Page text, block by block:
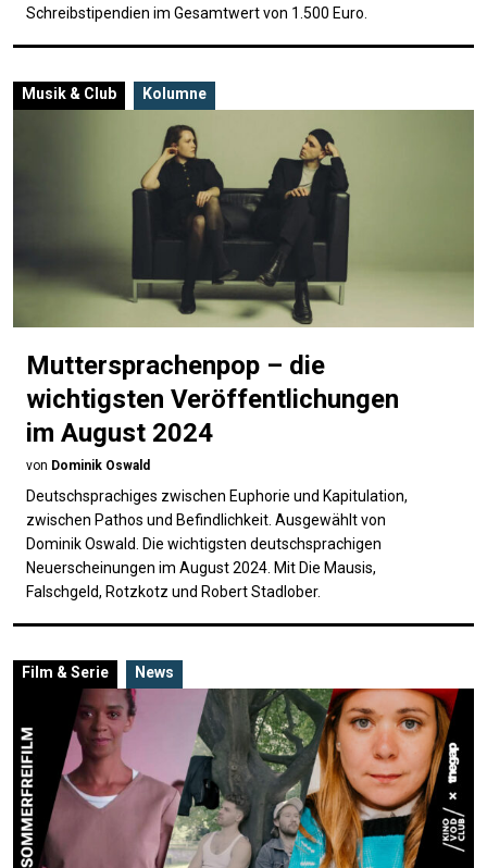
Schreibstipendien im Gesamtwert von 1.500 Euro.
Musik & Club Kolumne
Muttersprachenpop – die
wichtigsten Veröffentlichungen
im August 2024
von Dominik Oswald
Deutschsprachiges zwischen Euphorie und Kapitulation,
zwischen Pathos und Befindlichkeit. Ausgewählt von
Dominik Oswald. Die wichtigsten deutschsprachigen
Neuerscheinungen im August 2024. Mit Die Mausis,
Falschgeld, Rotzkotz und Robert Stadlober.
Film & Serie News